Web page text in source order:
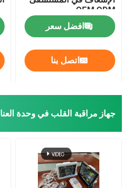
OEM ODM
افضل سعر
اتصل بنا
جهاز مراقبة القلب في وحدة